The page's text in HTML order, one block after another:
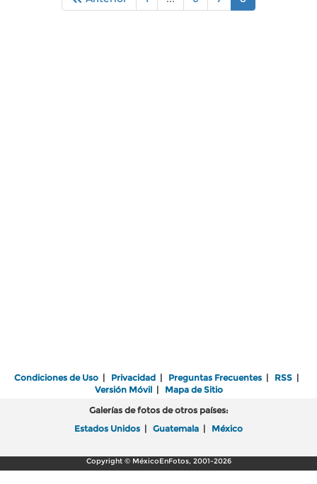
Condiciones de Uso | Privacidad | Preguntas Frecuentes | RSS |
Versión Móvil| Mapa de Sitio
Galerías de fotos de otros países:
Estados Unidos | Guatemala | México
Copyright © MéxicoEnFotos, 2001-2026